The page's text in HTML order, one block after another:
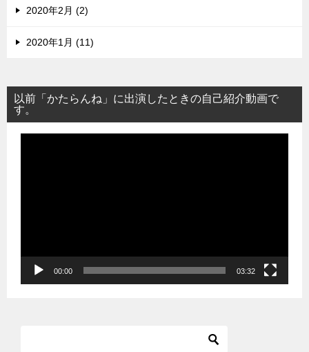
2020年2月 (2)
2020年1月 (11)
以前「かたらんね」に出演したときの自己紹介動画で
す。
00:00 03:32